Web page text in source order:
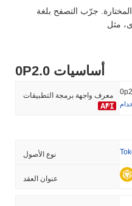
المختارة. جرّب التصفح بلغة
0P2.0 أساسيات
معرف واجهة برمجة التطبيقات
نوع الأصول
عنوان العقد